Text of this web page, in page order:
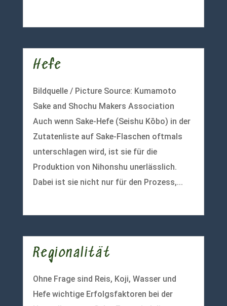
Hefe
Bildquelle / Picture Source: Kumamoto
Sake and Shochu Makers Association
Auch wenn Sake-Hefe (Seishu Kōbo) in der
Zutatenliste auf Sake-Flaschen oftmals
unterschlagen wird, ist sie für die
Produktion von Nihonshu unerlässlich.
Dabei ist sie nicht nur für den Prozess,...
Regionalität
Ohne Frage sind Reis, Koji, Wasser und
Hefe wichtige Erfolgsfaktoren bei der